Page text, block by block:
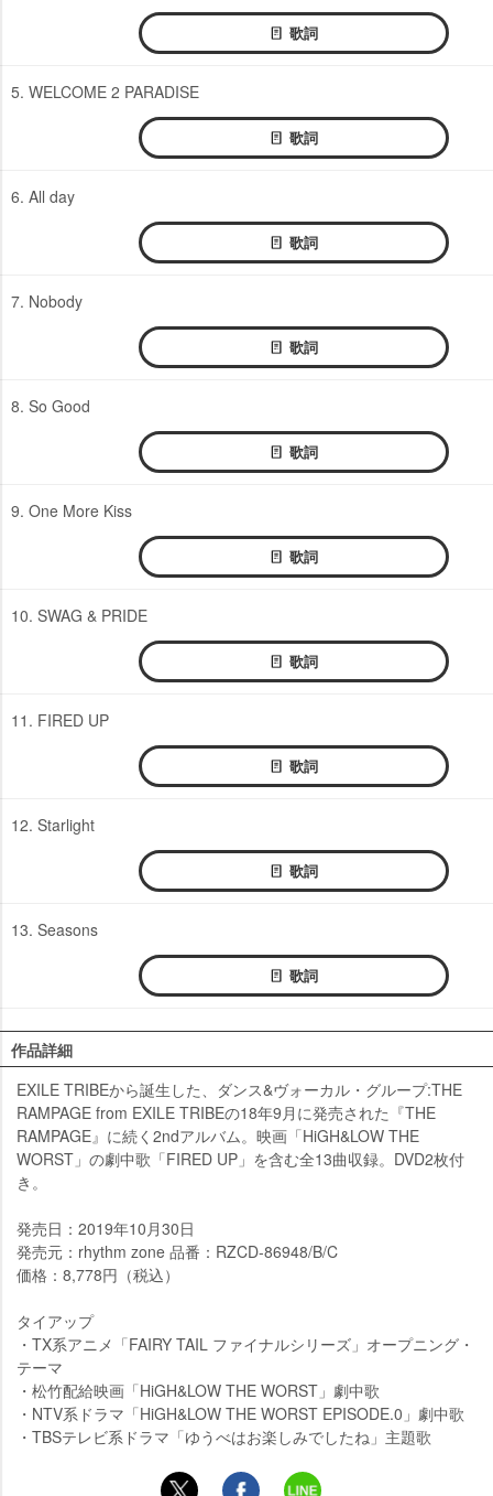
歌詞
5. WELCOME 2 PARADISE
歌詞
6. All day
歌詞
7. Nobody
歌詞
8. So Good
歌詞
9. One More Kiss
歌詞
10. SWAG & PRIDE
歌詞
11. FIRED UP
歌詞
12. Starlight
歌詞
13. Seasons
歌詞
作品詳細
EXILE TRIBEから誕生した、ダンス&ヴォーカル・グループ:THE
RAMPAGE from EXILE TRIBEの18年9月に発売された『THE
RAMPAGE』に続く2ndアルバム。映画「HiGH&LOW THE
WORST」の劇中歌「FIRED UP」を含む全13曲収録。DVD2枚付
き。
発売日：2019年10月30日
発売元：rhythm zone 品番：RZCD-86948/B/C
価格：8,778円（税込）
タイアップ
・TX系アニメ「FAIRY TAIL ファイナルシリーズ」オープニング・
テーマ
・松竹配給映画「HiGH&LOW THE WORST」劇中歌
・NTV系ドラマ「HiGH&LOW THE WORST EPISODE.0」劇中歌
・TBSテレビ系ドラマ「ゆうべはお楽しみでしたね」主題歌